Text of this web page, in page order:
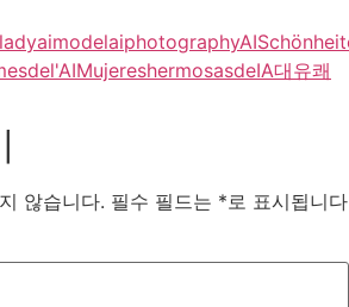
aimodelaiphotography
MujereshermosasdeIA대유쾌
않습니다. 필수 필드는 *로 표시됩니다